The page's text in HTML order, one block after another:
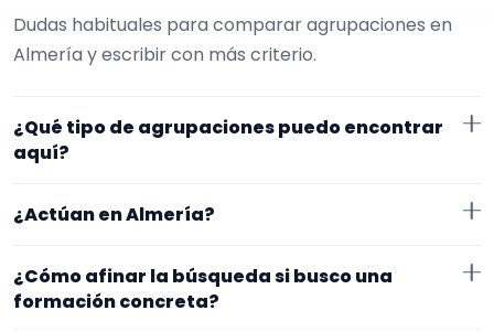
Dudas habituales para comparar agrupaciones en
Almería y escribir con más criterio.
¿Qué tipo de agrupaciones puedo encontrar
aquí?
restaurantes. Conviene comparar repertorio,
¿Actúan en Almería?
trabajan en Almería. Algunos son de la zona y otros
¿Cómo afinar la búsqueda si busco una
formación concreta?